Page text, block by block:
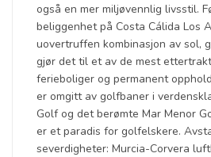
også en mer miljøvennlig livsstil.
beliggenhet på Costa Cálida Los
uovertruffen kombinasjon av sol,
gjør det til et av de mest
ferieboliger og permanent
er omgitt av golfbaner i
Golf og det berømte Mar Menor
er et paradis for golfelskere.
severdigheter: Murcia-Corvera